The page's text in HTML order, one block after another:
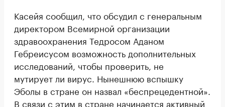
Касейя сообщил, что обсудил с генеральным
директором Всемирной организации
здравоохранения Тедросом Аданом
Гебреисусом возможность дополнительных
исследований, чтобы проверить, не
мутирует ли вирус. Нынешнюю вспышку
Эболы в стране он назвал «беспрецедентной».
В связи с этим в стране начинается активный